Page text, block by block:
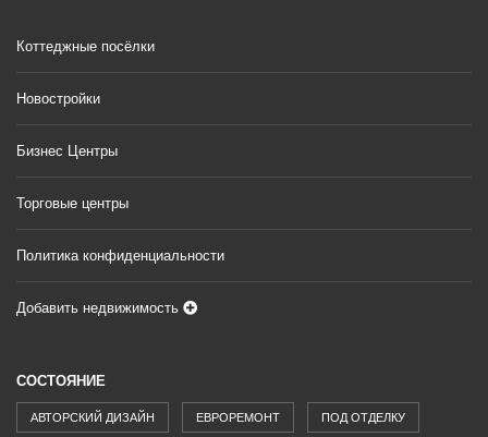
Коттеджные посёлки
Новостройки
Бизнес Центры
Торговые центры
Политика конфиденциальности
Добавить недвижимость
СОСТОЯНИЕ
АВТОРСКИЙ ДИЗАЙН ЕВРОРЕМОНТ ПОД ОТДЕЛКУ